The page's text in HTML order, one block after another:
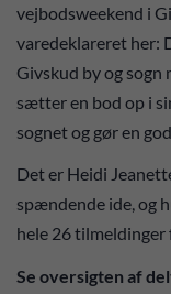
vejbodsweekend i
varedeklareret her:
Givskud by og sogn
sætter en bod op i
sognet og gør en
Det er Heidi
spændende ide, og
hele 26 tilmeldinger
Se oversigten af